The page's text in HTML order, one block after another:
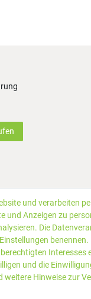
und verarbeiten
und Anzeigen zu
Die
benennen.
Interesses
und die
weitere Hinweise zur